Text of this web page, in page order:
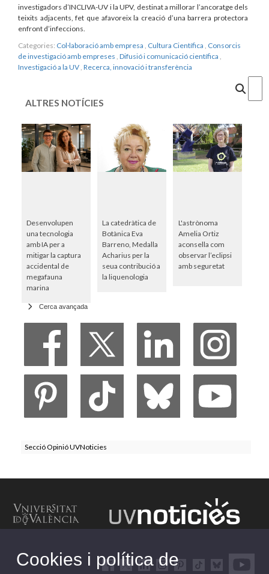
investigadors d’INCLIVA-UV i la UPV, destinat a millorar l’ancoratge dels
teixits adjacents, fet que afavoreix la creació d’una barrera protectora
enfront d’infeccions.
Categories: Col·laboració amb empresa Cultura Científica Consorcis
de investigació amb empreses Difusió i comunicació científica
Investigació a la UV Recerca, innovació i transferència
ALTRES NOTÍCIES
Desenvolupen
una tecnologia
amb IA per a
mitigar la captura
accidental de
megafauna
marina
La catedràtica de
Botànica Eva
Barreno, Medalla
Acharius per la
seua contribució a
la liquenologia
L'astrònoma
Amelia Ortiz
aconsella com
observar l’eclipsi
amb seguretat
Cerca avançada
Secció Opinió UVNoticies
Cookies i política de